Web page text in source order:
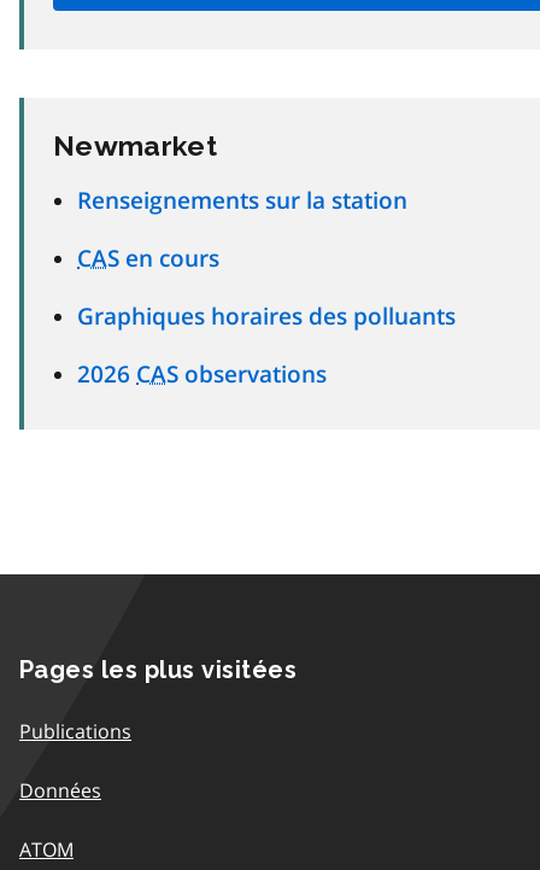
Newmarket
Renseignements sur la station
CAS en cours
Graphiques horaires des polluants
2026 CAS observations
Pages les plus visitées
Publications
Données
ATOM